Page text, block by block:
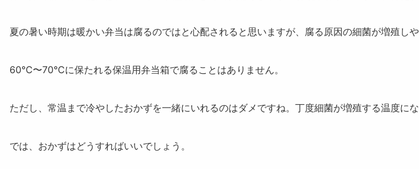
夏の暑い時期は暖かい弁当は腐るのではと心配されると思いますが、腐る原因の細菌が増殖し
60℃〜70℃に保たれる保温用弁当箱で腐ることはありません。
ただし、 常温まで冷やしたおかずを一緒にいれるのはダメ ですね。丁度細菌が増殖する温度に
では、おかずはどうすればいいでしょう。